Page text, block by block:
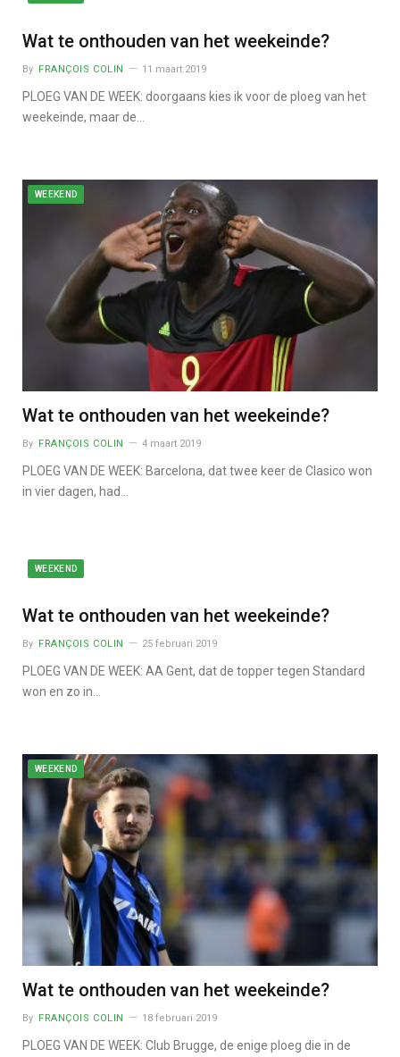
Wat te onthouden van het weekeinde?
By FRANÇOIS COLIN 11 maart 2019
PLOEG VAN DE WEEK: doorgaans kies ik voor de ploeg van het
weekeinde, maar de…
WEEKEND
Wat te onthouden van het weekeinde?
By FRANÇOIS COLIN 4 maart 2019
PLOEG VAN DE WEEK: Barcelona, dat twee keer de Clasico won
in vier dagen, had…
WEEKEND
Wat te onthouden van het weekeinde?
By FRANÇOIS COLIN 25 februari 2019
PLOEG VAN DE WEEK: AA Gent, dat de topper tegen Standard
won en zo in…
WEEKEND
Wat te onthouden van het weekeinde?
By FRANÇOIS COLIN 18 februari 2019
PLOEG VAN DE WEEK: Club Brugge, de enige ploeg die in de